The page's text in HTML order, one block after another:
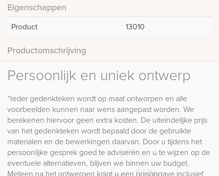
Eigenschappen
Product 13010
Productomschrijving
Persoonlijk en uniek ontwerp
“Ieder gedenkteken wordt op maat ontworpen en alle
voorbeelden kunnen naar wens aangepast worden. We
berekenen hiervoor geen extra kosten. De uiteindelijke prijs
van het gedenkteken wordt bepaald door de gebruikte
materialen en de bewerkingen daarvan. Door u tijdens het
persoonlijke gesprek goed te adviseren en u te wijzen op de
eventuele alternatieven, blijven we binnen uw budget.
Meteen na het ontwerpen krijgt u een prijsopgave inclusief